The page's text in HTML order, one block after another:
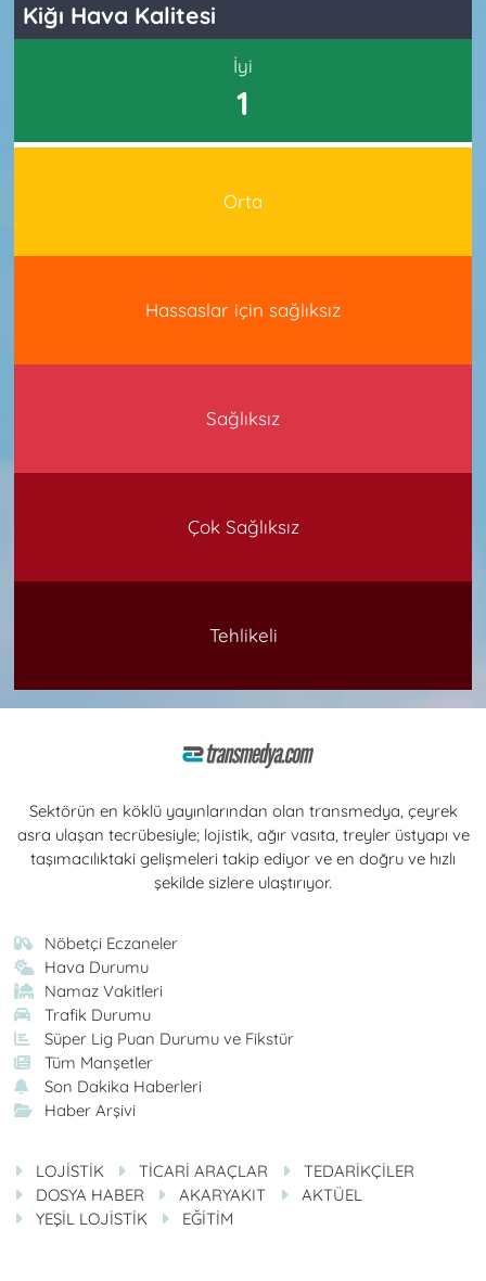
Kiğı Hava Kalitesi
İyi
1
Orta
Hassaslar için sağlıksız
Sağlıksız
Çok Sağlıksız
Tehlikeli
Sektörün en köklü yayınlarından olan transmedya, çeyrek
asra ulaşan tecrübesiyle; lojistik, ağır vasıta, treyler üstyapı ve
taşımacılıktaki gelişmeleri takip ediyor ve en doğru ve hızlı
şekilde sizlere ulaştırıyor.
Nöbetçi Eczaneler
Hava Durumu
Namaz Vakitleri
Trafik Durumu
Süper Lig Puan Durumu ve Fikstür
Tüm Manşetler
Son Dakika Haberleri
Haber Arşivi
LOJİSTİK TİCARİ ARAÇLAR
TEDARİKÇİLER
DOSYA HABER
AKARYAKIT
AKTÜEL
YEŞİL LOJİSTİK
EĞİTİM